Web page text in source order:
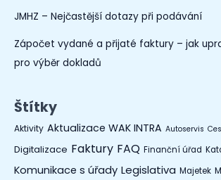
JMHZ – Nejčastější dotazy při podávání
Zápočet vydané a přijaté faktury – jak
pro výběr dokladů
Štítky
Aktivity Aktualizace WAK INTRA Autoservis
Digitalizace Faktury FAQ Finanční úřad
Komunikace s úřady Legislativa Majetek